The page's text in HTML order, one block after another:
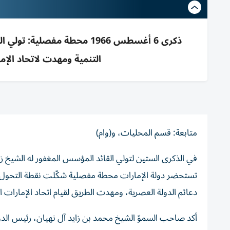
ذكرى 6 أغسطس 1966 محطة
التنمية ومهدت لاتحاد
متابعة: قسم المحليات، و(وام)
في الذكرى الستين لتولي القائد المؤسس المغفور له
تستحضر دولة الإمارات محطة مفصلية شكّلت نقطة التحول
دعائم الدولة العصرية، ومهدت الطريق لقيام اتحاد
أكد صاحب السموّ الشيخ محمد بن زايد آل نهيان، رئيس